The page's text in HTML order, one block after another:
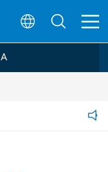
da Xunta de